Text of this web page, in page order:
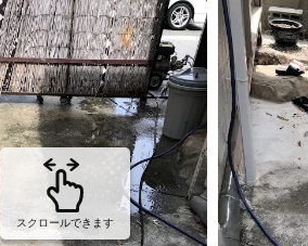
スクロールできます